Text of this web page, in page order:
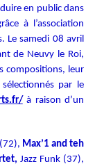
en public dans
à l’association
Le samedi 08 avril
de Neuvy le Roi,
compositions, leur
par le
à raison d’un
Max’1 and teh
Jazz Funk (37),